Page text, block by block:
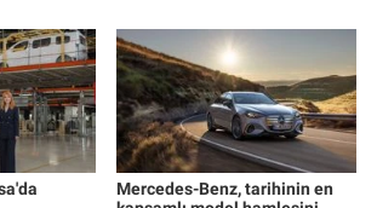
Mercedes-Benz, tarihinin en